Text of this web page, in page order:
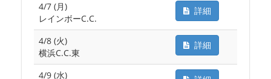
4/7 (月)
レインボーC.C.
詳細
4/8 (火)
横浜C.C.東
詳細
4/9 (水)